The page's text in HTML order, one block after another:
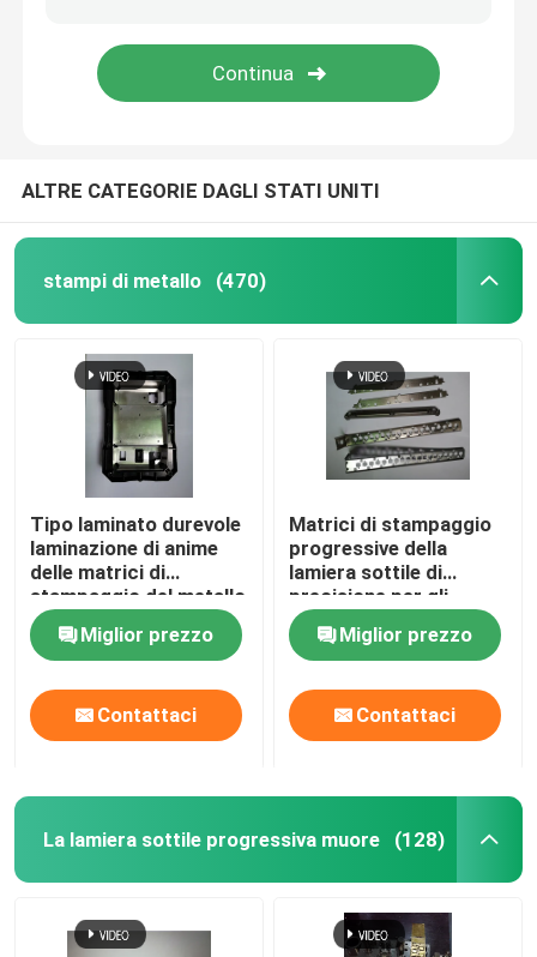
ALTRE CATEGORIE DAGLI STATI UNITI
stampi di metallo (470)
Tipo laminato durevole
laminazione di anime
delle matrici di
stampaggio del metallo
dello statore del
motore che timbra
Miglior prezzo
Contattaci
Matrici di stampaggio
progressive della
lamiera sottile di
precisione per gli
accessori
dell'hardware
Miglior prezzo
Contattaci
La lamiera sottile progressiva muore (128)